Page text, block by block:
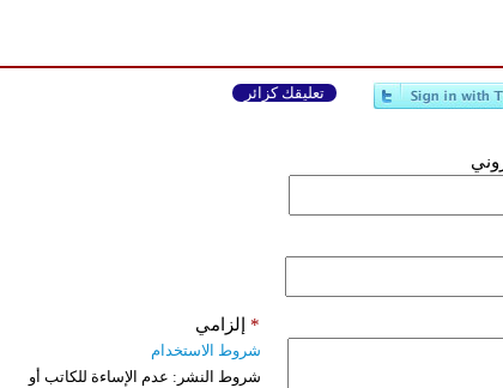
تعليقك كزائر
إلزامي *
شروط الاستخدام
شروط النشر: عدم الإساءة للكاتب أو